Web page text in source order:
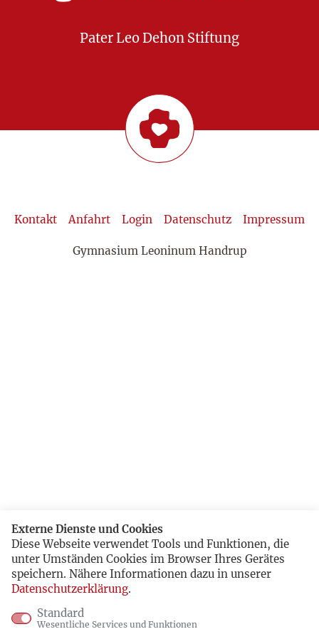
Pater Leo Dehon Stiftung
Kontakt Anfahrt Login Datenschutz Impressum
Gymnasium Leoninum Handrup
Externe Dienste und Cookies
Diese Webseite verwendet Tools und Funktionen, die
unter Umständen Cookies im Browser Ihres Gerätes
speichern. Nähere Informationen dazu in unserer
Datenschutzerklärung.
Standard
Wesentliche Services und Funktionen